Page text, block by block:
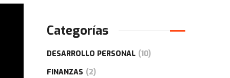
Categorías
DESARROLLO PERSONAL (10)
FINANZAS (2)